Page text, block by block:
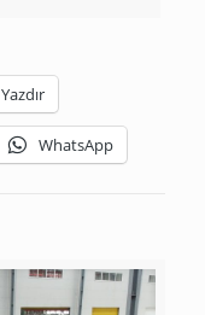
Yazdır
WhatsApp